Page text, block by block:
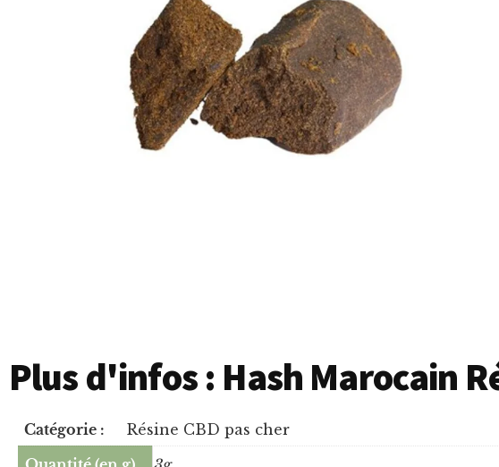
Plus d'infos : Hash Marocain
Catégorie :
Résine CBD pas cher